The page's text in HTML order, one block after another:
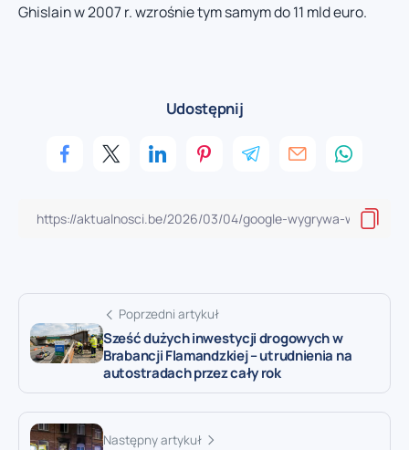
Ghislain w 2007 r. wzrośnie tym samym do 11 mld euro.
Udostępnij
Poprzedni artykuł
Sześć dużych inwestycji drogowych w
Brabancji Flamandzkiej – utrudnienia na
autostradach przez cały rok
Następny artykuł